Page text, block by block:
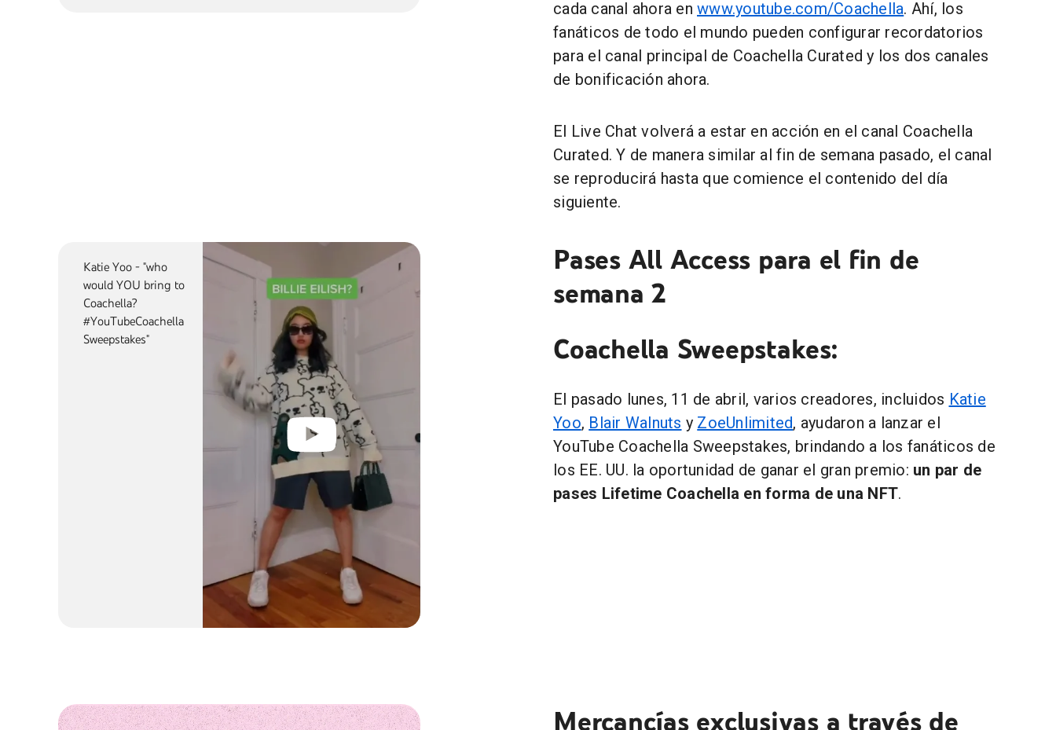
cada canal ahora en www.youtube.com/Coachella. Ahí, los
fanáticos de todo el mundo pueden configurar recordatorios
para el canal principal de Coachella Curated y los dos canales
de bonificación ahora.
El Live Chat volverá a estar en acción en el canal Coachella
Curated. Y de manera similar al fin de semana pasado, el canal
se reproducirá hasta que comience el contenido del día
siguiente.
Katie Yoo - "who
would YOU bring to
Coachella?
#YouTubeCoachella
Sweepstakes"
Pases All Access para el fin de
semana 2
Coachella Sweepstakes:
El pasado lunes, 11 de abril, varios creadores, incluidos Katie
Yoo, Blair Walnuts y ZoeUnlimited, ayudaron a lanzar el
YouTube Coachella Sweepstakes, brindando a los fanáticos de
los EE. UU. la oportunidad de ganar el gran premio: un par de
pases Lifetime Coachella en forma de una NFT.
Mercancías exclusivas a través de